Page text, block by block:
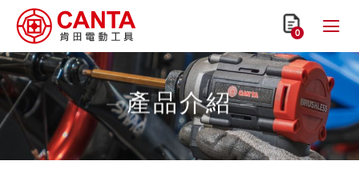
0
產品介紹